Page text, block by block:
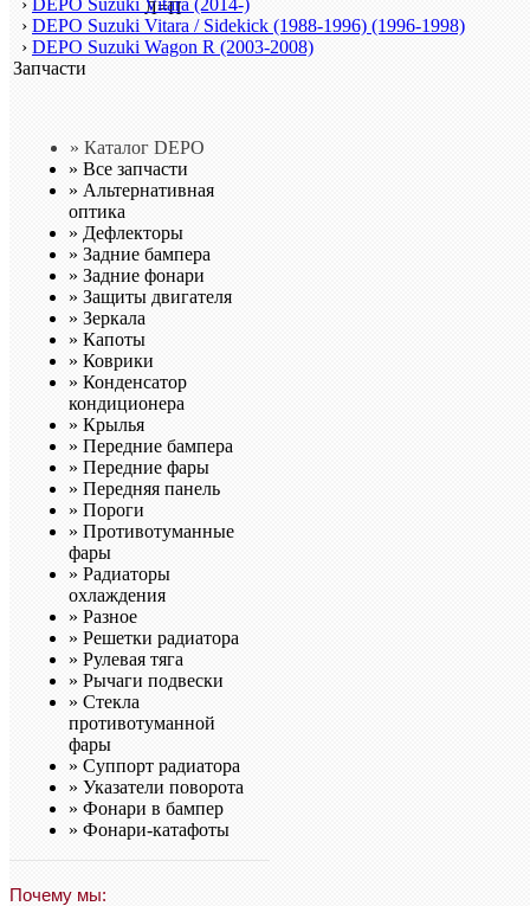
› DEPO Suzuki Vitara / Sidekick (1988-1996) (1996-1998)
› DEPO Suzuki Wagon R (2003-2008)
Запчасти
» Каталог DEPO
» Все запчасти
» Альтернативная
оптика
» Дефлекторы
» Задние бампера
» Задние фонари
» Защиты двигателя
» Зеркала
» Капоты
» Коврики
» Конденсатор
кондиционера
» Крылья
» Передние бампера
» Передние фары
» Передняя панель
» Пороги
» Противотуманные
фары
» Радиаторы
охлаждения
» Разное
» Решетки радиатора
» Рулевая тяга
» Рычаги подвески
» Стекла
противотуманной
фары
» Суппорт радиатора
» Указатели поворота
» Фонари в бампер
» Фонари-катафоты
Почему мы: